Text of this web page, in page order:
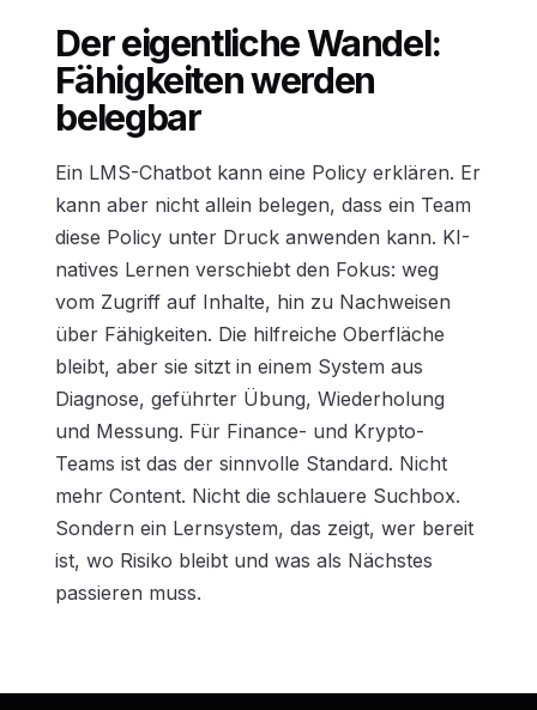
Der eigentliche Wandel:
Fähigkeiten werden
belegbar
Ein LMS-Chatbot kann eine Policy erklären. Er
kann aber nicht allein belegen, dass ein Team
diese Policy unter Druck anwenden kann. KI-
natives Lernen verschiebt den Fokus: weg
vom Zugriff auf Inhalte, hin zu Nachweisen
über Fähigkeiten. Die hilfreiche Oberfläche
bleibt, aber sie sitzt in einem System aus
Diagnose, geführter Übung, Wiederholung
und Messung. Für Finance- und Krypto-
Teams ist das der sinnvolle Standard. Nicht
mehr Content. Nicht die schlauere Suchbox.
Sondern ein Lernsystem, das zeigt, wer bereit
ist, wo Risiko bleibt und was als Nächstes
passieren muss.